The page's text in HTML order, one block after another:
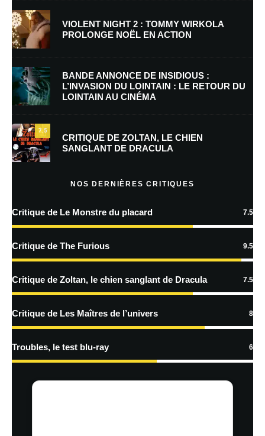
E-mail *
Enregistrer mon nom, mon e-mail et mon site dans le navigateur pour
mon prochain commentaire.
Prévenez-moi de tous les nouveaux commentaires par e-mail.
Prévenez-moi de tous les nouveaux articles par e-mail.
En savoir
traitées
VIOLENT NIGHT 2 : TOMMY WIRKOLA
PROLONGE NOËL EN ACTION
BANDE ANNONCE DE INSIDIOUS :
L’INVASION DU LOINTAIN : LE RETOUR DU
LOINTAIN AU CINÉMA
7.5
CRITIQUE DE ZOLTAN, LE CHIEN
SANGLANT DE DRACULA
NOS DERNIÈRES CRITIQUES
Critique de Le Monstre du placard 7.5
Critique de The Furious 9.5
Critique de Zoltan, le chien sanglant de Dracula 7.5
Critique de Les Maîtres de l’univers 8
Troubles, le test blu-ray 6